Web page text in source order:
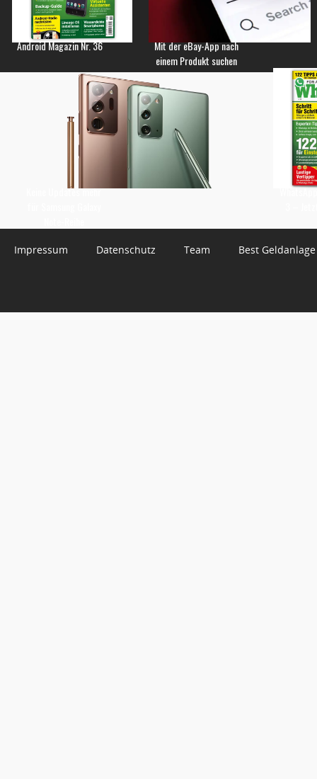
Android Magazin Nr. 36
Mit der eBay-App nach
einem Produkt suchen
Keine Updates mehr
Impressum Datenschutz Team Best Geldanlage